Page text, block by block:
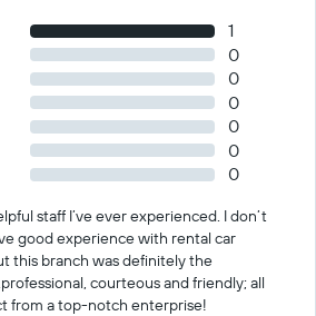
1
0
0
0
0
0
0
staff I’ve ever experienced. I don’t
good experience with rental car
this branch was definitely the
courteous and friendly; all
from a top-notch enterprise!